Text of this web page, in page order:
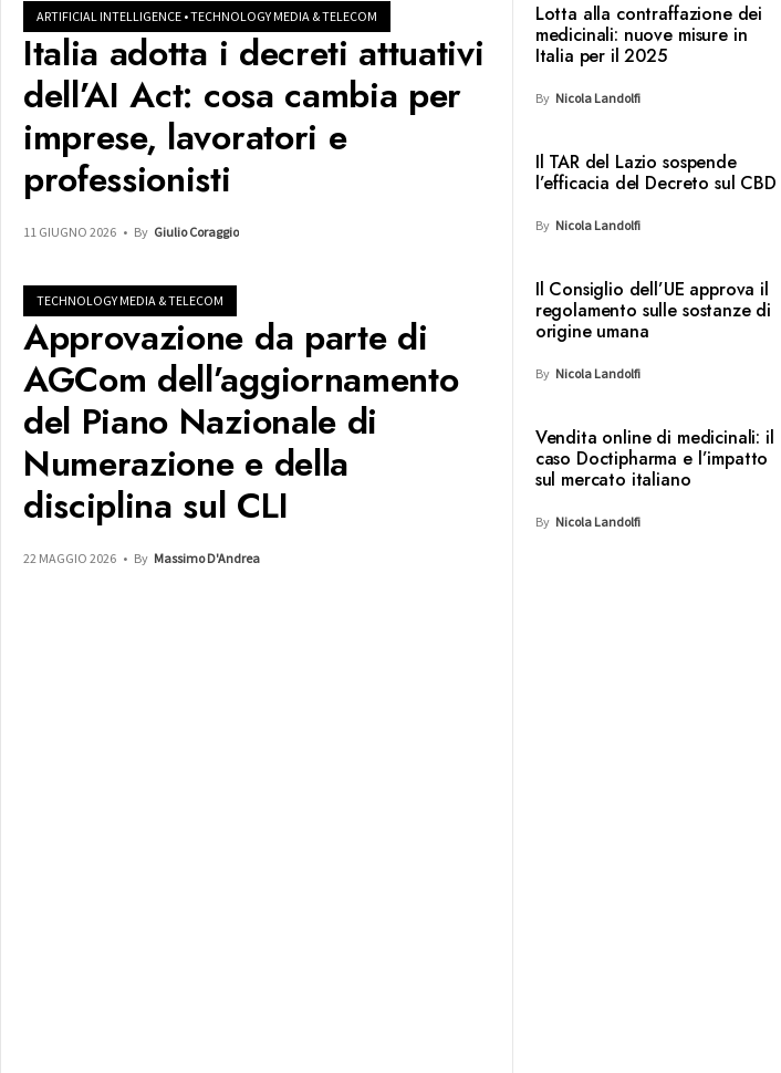
ARTIFICIAL INTELLIGENCE •TECHNOLOGY MEDIA & TELECOM
Italia adotta i decreti attuativi
dell’AI Act: cosa cambia per
imprese, lavoratori e
professionisti
11 GIUGNO 2026 • By Giulio Coraggio
TECHNOLOGY MEDIA & TELECOM
Approvazione da parte di
AGCom dell’aggiornamento
del Piano Nazionale di
Numerazione e della
disciplina sul CLI
22 MAGGIO 2026 • By Massimo D'Andrea
Lotta alla contraffazione dei
medicinali: nuove misure in
Italia per il 2025
By Nicola Landolfi
Il TAR del Lazio sospende
l’efficacia del Decreto sul CBD
By Nicola Landolfi
Il Consiglio dell’UE approva il
regolamento sulle sostanze di
origine umana
By Nicola Landolfi
Vendita online di medicinali: il
caso Doctipharma e l’impatto
sul mercato italiano
By Nicola Landolfi